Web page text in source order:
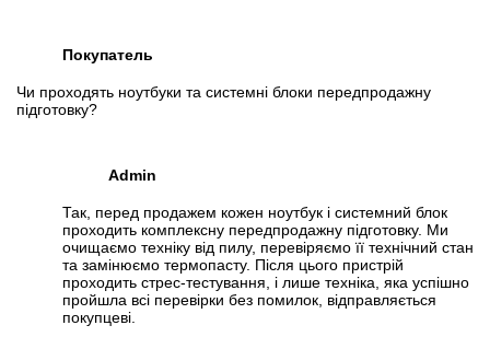
Покупатель
Чи проходять ноутбуки та системні блоки передпродажну
підготовку?
Admin
Так, перед продажем кожен ноутбук і системний блок
проходить комплексну передпродажну підготовку. Ми
очищаємо техніку від пилу, перевіряємо її технічний стан
та замінюємо термопасту. Після цього пристрій
проходить стрес-тестування, і лише техніка, яка успішно
пройшла всі перевірки без помилок, відправляється
покупцеві.